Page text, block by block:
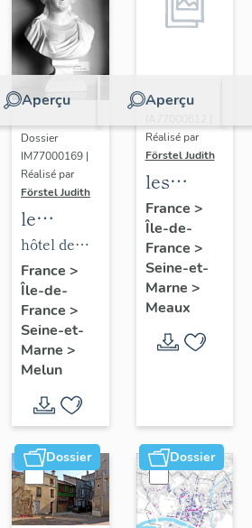
Aperçu
Dossier
IM77000169 |
Réalisé par
Förstel Judith
le
mobilier
de l'hôtel
de ville
hôtel de
ville
France >
Île-de-
France >
Seine-et-
Marne >
Melun
Aperçu
Dossier
Réalisé par
Förstel Judith
les
maisons
et
immeubles
de
Meaux
France >
Île-de-
France >
Seine-et-
Marne >
Meaux
Dossier Dossier